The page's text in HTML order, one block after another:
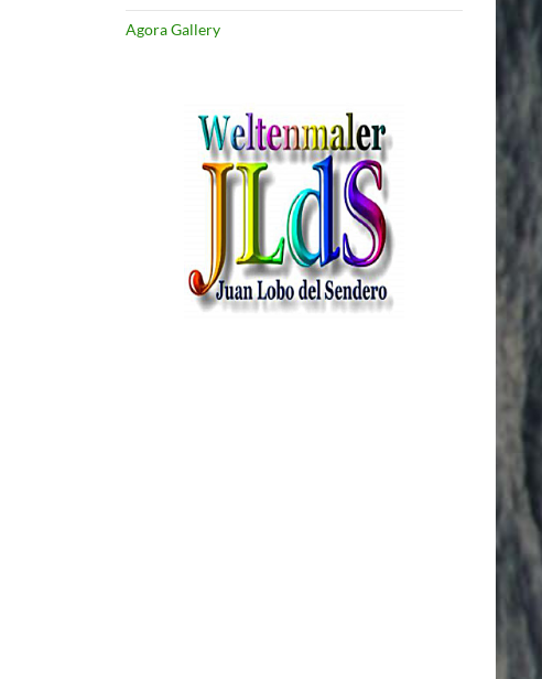
Agora Gallery